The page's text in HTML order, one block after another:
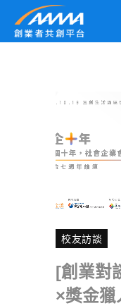
校友訪談
[創業對
×獎金獵